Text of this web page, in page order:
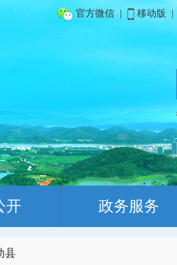
官方微信 移动版
开 政务服务
县